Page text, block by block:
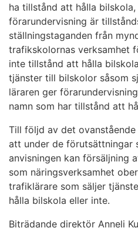
ha tillstånd att hålla
förarundervisning är
ställningstaganden från
trafikskolornas verksamhet
inte tillstånd att hålla
tjänster till bilskolor såsom
läraren ger
namn som har tillstånd att
Till följd av det
att under de förutsättningar
anvisningen kan försäljning
som näringsverksamhet
trafiklärare som säljer
hålla bilskola eller inte.
Biträdande direktör Anneli